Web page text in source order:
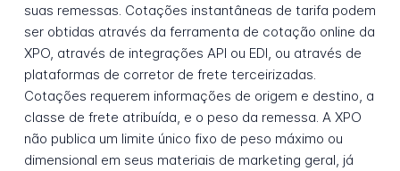
suas remessas. Cotações instantâneas de tarifa podem
ser obtidas através da ferramenta de cotação online da
XPO, através de integrações API ou EDI, ou através de
plataformas de corretor de frete terceirizadas.
Cotações requerem informações de origem e destino, a
classe de frete atribuída, e o peso da remessa. A XPO
não publica um limite único fixo de peso máximo ou
dimensional em seus materiais de marketing geral, já